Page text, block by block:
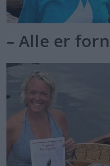
– Alle er